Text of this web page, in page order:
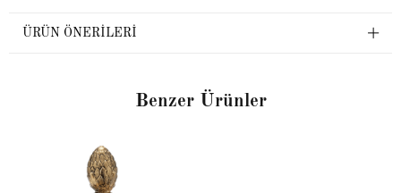
ÜRÜN ÖNERILERI
Benzer Ürünler